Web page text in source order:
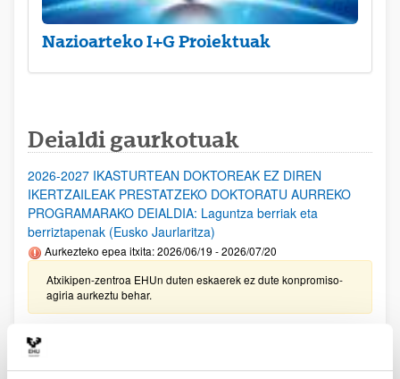
Nazioarteko I+G Proiektuak
Deialdi gaurkotuak
2026-2027 IKASTURTEAN DOKTOREAK EZ DIREN
IKERTZAILEAK PRESTATZEKO DOKTORATU AURREKO
PROGRAMARAKO DEIALDIA: Laguntza berriak eta
berriztapenak (Eusko Jaurlaritza)
Aurkezteko epea itxita: 2026/06/19 - 2026/07/20
Atxikipen-zentroa EHUn duten eskaerek ez dute konpromiso-
agiria aurkeztu behar.
Ikertzaile Doktoreen Hobekuntzarako doktoretza-ondoko
Programen deialdia, Eusko Jaurlaritza 2026-2029
Aurkezteko epea itxita: 2026/06/19 - 2026/07/20